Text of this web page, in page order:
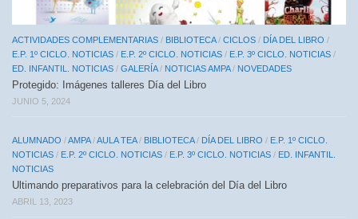
ACTIVIDADES COMPLEMENTARIAS / BIBLIOTECA/ CICLOS / DÍA DEL LIBRO /
E.P. 1º CICLO. NOTICIAS / E.P. 2º CICLO. NOTICIAS / E.P. 3º CICLO. NOTICIAS /
ED. INFANTIL. NOTICIAS / GALERÍA/ NOTICIAS AMPA/ NOVEDADES
Protegido: Imágenes talleres Día del Libro
JUNIO 5, 2024
ALUMNADO /AMPA/AULA TEA/ BIBLIOTECA/ DÍA DEL LIBRO / E.P. 1º CICLO.
NOTICIAS / E.P. 2º CICLO. NOTICIAS / E.P. 3º CICLO. NOTICIAS / ED. INFANTIL.
NOTICIAS
Ultimando preparativos para la celebración del Día del Libro
ABRIL 13, 2023